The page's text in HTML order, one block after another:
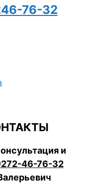
76-32
и
46-76-32